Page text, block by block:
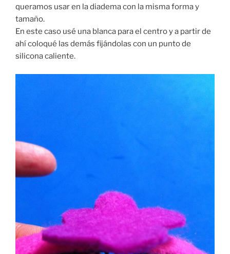
queramos usar en la diadema con la misma forma y
tamaño.
En este caso usé una blanca para el centro y a partir de
ahí coloqué las demás fijándolas con un punto de
silicona caliente.